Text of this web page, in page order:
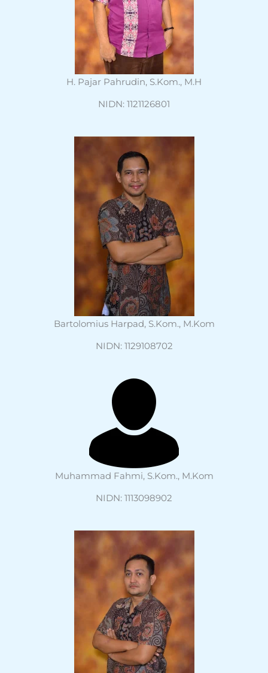
H. Pajar Pahrudin, S.Kom., M.H
NIDN: 1121126801
Bartolomius Harpad, S.Kom., M.Kom
NIDN: 1129108702
Muhammad Fahmi, S.Kom., M.Kom
NIDN: 1113098902